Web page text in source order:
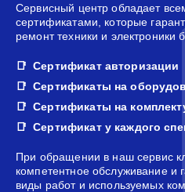
Сервисный центр обладает
сертификатами, которые
ремонт техники и электроники
Сертификат авторизации
Сертификаты на
Сертификаты на
Сертификат у каждого
При обращении в наш сервис
компетентное обслуживание и
виды работ и используемых